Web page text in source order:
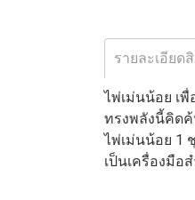
รายละเอียด
ไพ่เม่นน้อย เพื่
ทรงพลังนี้คิดค้
ไพ่เม่นน้อย 1
เป็นเครื่องมือ